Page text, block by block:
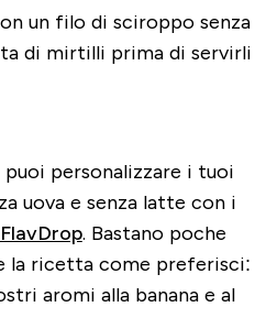
un filo di sciroppo senza
di mirtilli prima di servirli
personalizzare i tuoi
uova e senza latte con i
. Bastano poche
la ricetta come preferisci:
aromi alla banana e al